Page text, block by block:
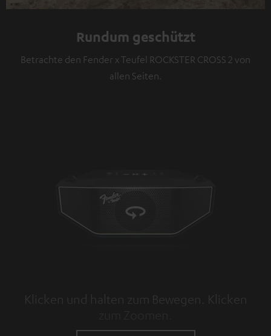
Rundum geschützt
Betrachte den Fender x Teufel ROCKSTER CROSS 2 von
allen Seiten.
Klicken und halten zum Bewegen. Klicken